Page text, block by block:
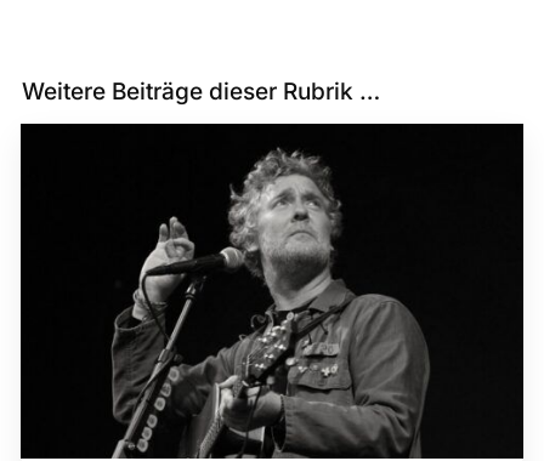
Weitere Beiträge dieser Rubrik …